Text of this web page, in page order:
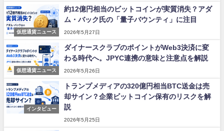
仮想通貨ニュース
約12億円相当のビットコインが実質消失？アダ
ム・バック氏の「量子バウンティ」に注目
2026年5月27日
仮想通貨ニュース
ダイナースクラブのポイントがWeb3決済に変
わる時代へ。JPYC連携の意味と注意点を解説
2026年5月26日
インタビュー
トランプメディアの320億円相当BTC送金は売
却サイン？企業ビットコイン保有のリスクを解
説
2026年5月25日